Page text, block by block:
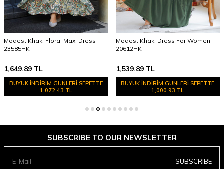
Modest Khaki Floral Maxi Dress
23585HK
1,649.89 TL
BÜYÜK İNDİRİM GÜNLERİ SEPETTE
1,072.43 TL
Modest Khaki Dress For Women
20612HK
1,539.89TL
BÜYÜK İNDİRİM GÜNLERİ SEPETTE
1,000.93 TL
SUBSCRIBE TO OUR NEWSLETTER
SUBSCRIBE